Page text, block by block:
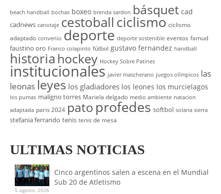
beach handball bochas boxeo brenda sardon básquet cad
cadnews canotaje cestoballciclismo ciclismo
adaptado convenio deporte deporte sostenible eventos famud
faustino oro Franco colapinto fútbol gustavo fernandez handball
historia hockey Hockey Sobre Patines
institucionales javier mascherano juegos olímpicos las
leonas leyes los gladiadores los leones los murcielagos
los pumas maligno torres Mariela delgado medio ambiente natacion
adaptada paris 2024 pato profedes softbol solana sierra
stefania ferrando tenis tenis de mesa
ULTIMAS NOTICIAS
Cinco argentinos salen a escena en el Mundial
Sub 20 de Atletismo
5 agosto, 2026